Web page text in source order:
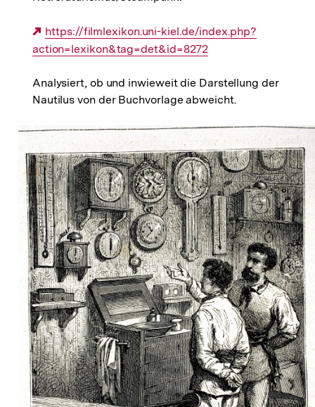
Externer
Link:
https://filmlexikon.uni-kiel.de/index.php?
action=lexikon&tag=det&id=8272
Analysiert, ob und inwieweit die Darstellung der
Nautilus von der Buchvorlage abweicht.